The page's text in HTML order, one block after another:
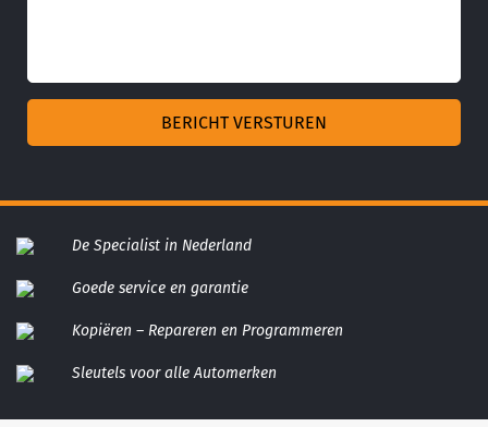
De Specialist in Nederland
Goede service en garantie
Kopiëren – Repareren en Programmeren
Sleutels voor alle Automerken